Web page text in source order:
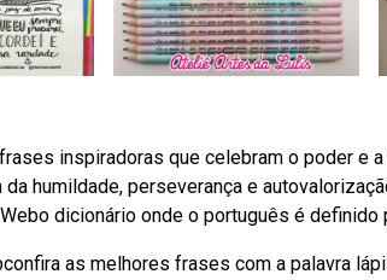
inspiradoras que celebram o poder e a
humildade, perseverança e
dicionário onde o português é definido
as melhores frases com a palavra